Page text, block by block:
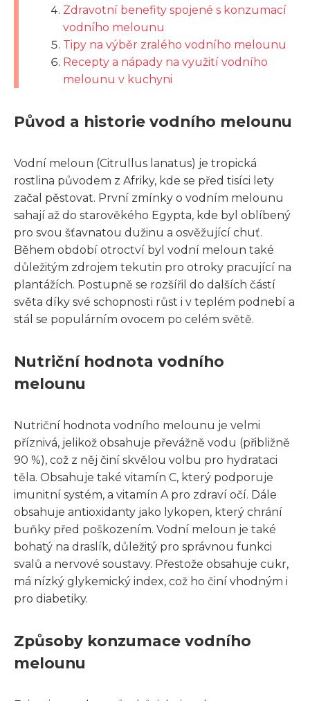
Zdravotní benefity spojené s konzumací
vodního melounu
Tipy na výběr zralého vodního melounu
Recepty a nápady na využití vodního
melounu v kuchyni
Původ a historie vodního melounu
Vodní meloun (Citrullus lanatus) je tropická
rostlina původem z Afriky, kde se před tisíci lety
začal pěstovat. První zmínky o vodním melounu
sahají až do starověkého Egypta, kde byl oblíbený
pro svou šťavnatou dužinu a osvěžující chuť.
Během období otroctví byl vodní meloun také
důležitým zdrojem tekutin pro otroky pracující na
plantážích. Postupně se rozšířil do dalších částí
světa díky své schopnosti růst i v teplém podnebí a
stál se populárním ovocem po celém světě.
Nutriční hodnota vodního
melounu
Nutriční hodnota vodního melounu je velmi
příznivá, jelikož obsahuje převážně vodu (přibližně
90 %), což z něj činí skvělou volbu pro hydrataci
těla. Obsahuje také vitamín C, který podporuje
imunitní systém, a vitamín A pro zdraví očí. Dále
obsahuje antioxidanty jako lykopen, který chrání
buňky před poškozením. Vodní meloun je také
bohatý na draslík, důležitý pro správnou funkci
svalů a nervové soustavy. Přestože obsahuje cukr,
má nízký glykemický index, což ho činí vhodným i
pro diabetiky.
Způsoby konzumace vodního
melounu